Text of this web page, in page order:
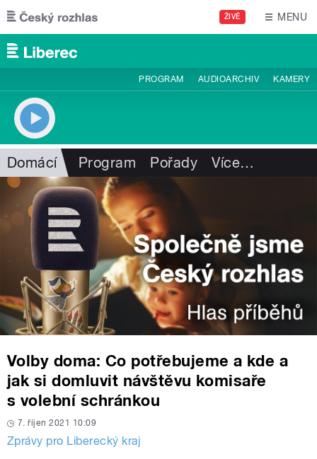
Přejít k hlavnímu obsahu
ŽIVĚ MENU
PROGRAM AUDIOARCHIV KAMERY
Domácí Program Pořady Více…
Volby doma: Co potřebujeme a kde a
jak si domluvit návštěvu komisaře
s volební schránkou
7. říjen 2021 10:09
Zprávy pro Liberecký kraj